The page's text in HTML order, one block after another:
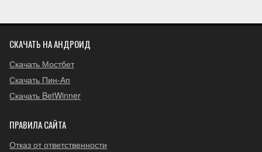
СКАЧАТЬ НА АНДРОИД
Скачать Мостбет
Скачать Пин-Ап
Скачать BetWinner
ПРАВИЛА САЙТА
Отказ от ответственности